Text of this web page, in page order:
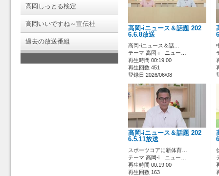
高岡しっとる検定
高岡いいですね～宣伝社
過去の放送番組
高岡-iニュース＆話題 202
6.6.8放送
高岡-iニュース＆話…
テーマ 高岡-i ニュー…
再生時間 00:19:00
再生回数 451
登録日 2026/06/08
高岡-iニュース＆話題 202
6.5.11放送
スポーツコアに新体育…
テーマ 高岡-i ニュー…
再生時間 00:19:00
再生回数 163